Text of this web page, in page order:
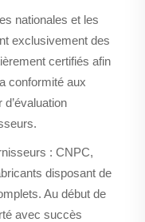
nationales et les
exclusivement des
certifiés afin
conformité aux
: CNPC,
disposant de
Au début de
avec succès